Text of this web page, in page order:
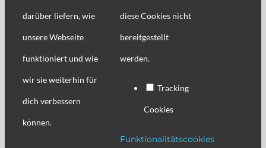
darüber liefern, wie
unsere Webseite
funktioniert und wie
wir sie weiterhin für
dich verbessern
können.
diese Cookies nicht
bereitgestellt
werden.
Tracking
Cookies
Funktionalitätscookies